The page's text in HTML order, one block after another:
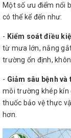
Một số ưu điểm nổi
có thể kể đến như:
- Kiểm soát điều
từ mưa lớn, nắng
trường ổn định,
- Giảm sâu bệnh
môi trường khép kín
thuốc bảo vệ thực
hơn.